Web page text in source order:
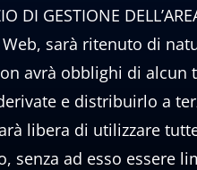
GESTIONE
sarà ritenuto di
non avrà obblighi di
e distribuirlo a terzi,
libera di utilizzare
senza ad esso